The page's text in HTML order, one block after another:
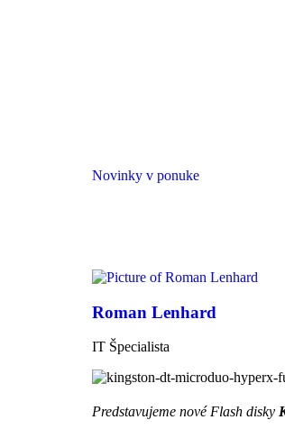
Novinky v ponuke
Roman Lenhard
IT Špecialista
Predstavujeme nové Flash disky